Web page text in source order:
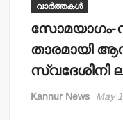
വാർത്തകൾ
സോമയാഗം-
താരമായി
Kannur News May